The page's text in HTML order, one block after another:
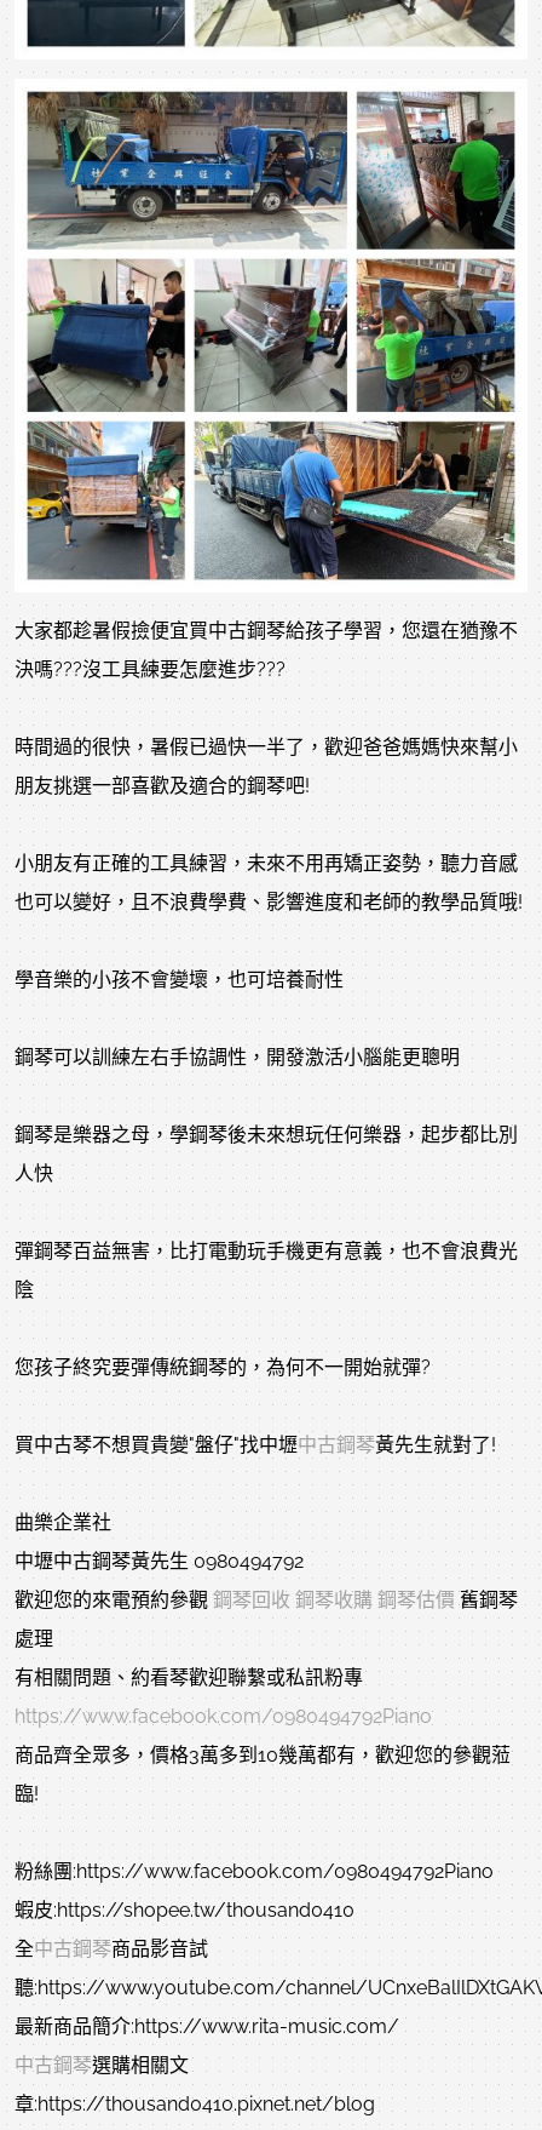
大家都趁暑假撿便宜買中古鋼琴給孩子學習，您還在猶豫不
決嗎???沒工具練要怎麼進步???
時間過的很快，暑假已過快一半了，歡迎爸爸媽媽快來幫小
朋友挑選一部喜歡及適合的鋼琴吧!
小朋友有正確的工具練習，未來不用再矯正姿勢，聽力音感
也可以變好，且不浪費學費、影響進度和老師的教學品質哦!
學音樂的小孩不會變壞，也可培養耐性
鋼琴可以訓練左右手協調性，開發激活小腦能更聰明
鋼琴是樂器之母，學鋼琴後未來想玩任何樂器，起步都比別
人快
彈鋼琴百益無害，比打電動玩手機更有意義，也不會浪費光
陰
您孩子終究要彈傳統鋼琴的，為何不一開始就彈?
買中古琴不想買貴變"盤仔"找中壢中古鋼琴黃先生就對了!
曲樂企業社
中壢中古鋼琴黃先生 0980494792
歡迎您的來電預約參觀 鋼琴回收 鋼琴收購 鋼琴估價 舊鋼琴
處理
有相關問題、約看琴歡迎聯繫或私訊粉專
https://www.facebook.com/0980494792Piano
商品齊全眾多，價格3萬多到10幾萬都有，歡迎您的參觀蒞
臨!
粉絲團:https://www.facebook.com/0980494792Piano
蝦皮:https://shopee.tw/thousand0410
全中古鋼琴商品影音試
聽:https://www.youtube.com/channel/
最新商品簡介:https://www.rita-music.com/
中古鋼琴選購相關文
章:https://thousand0410.pixnet.net/blog